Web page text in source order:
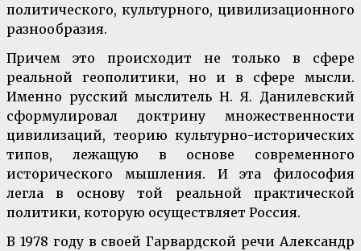
политического, культурного, цивилизационного
разнообразия.
Причем это происходит не только в сфере
реальной геополитики, но и в сфере мысли.
Именно русский мыслитель Н. Я. Данилевский
сформулировал доктрину множественности
цивилизаций, теорию культурно-исторических
типов, лежащую в основе современного
исторического мышления. И эта философия
легла в основу той реальной практической
политики, которую осуществляет Россия.
В 1978 году в своей Гарвардской речи Александр